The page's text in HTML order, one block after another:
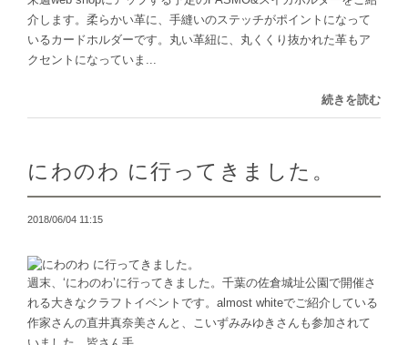
介します。柔らかい革に、手縫いのステッチがポイントになって
いるカードホルダーです。丸い革紐に、丸くくり抜かれた革もア
クセントになっていま...
続きを読む
にわのわ に行ってきました。
2018/06/04 11:15
週末、‘にわのわ’に行ってきました。千葉の佐倉城址公園で開催さ
れる大きなクラフトイベントです。almost whiteでご紹介している
作家さんの直井真奈美さんと、こいずみみゆきさんも参加されて